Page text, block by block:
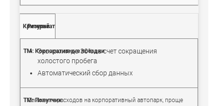
Результат
Экономия до 30% за счет сокращения
холостого пробега
Автоматический сбор данных
Снижение расходов на корпоративный автопарк, проще